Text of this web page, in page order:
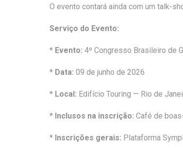
O evento contará ainda com um talk-
Serviço do Evento:
* Evento: 4º Congresso Brasileiro de
* Data: 09 de junho de 2026
* Local: Edifício Touring — Rio de
* Inclusos na inscrição: Café de
* Inscrições gerais: Plataforma